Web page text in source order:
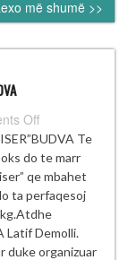
më shumë >>
Offon
TURNEU
“JADRANSKI
BISER”BUDVA
Te
do te marr
qe mbahet
ta perfaqesoj
Latif Demolli.
duke organizuar